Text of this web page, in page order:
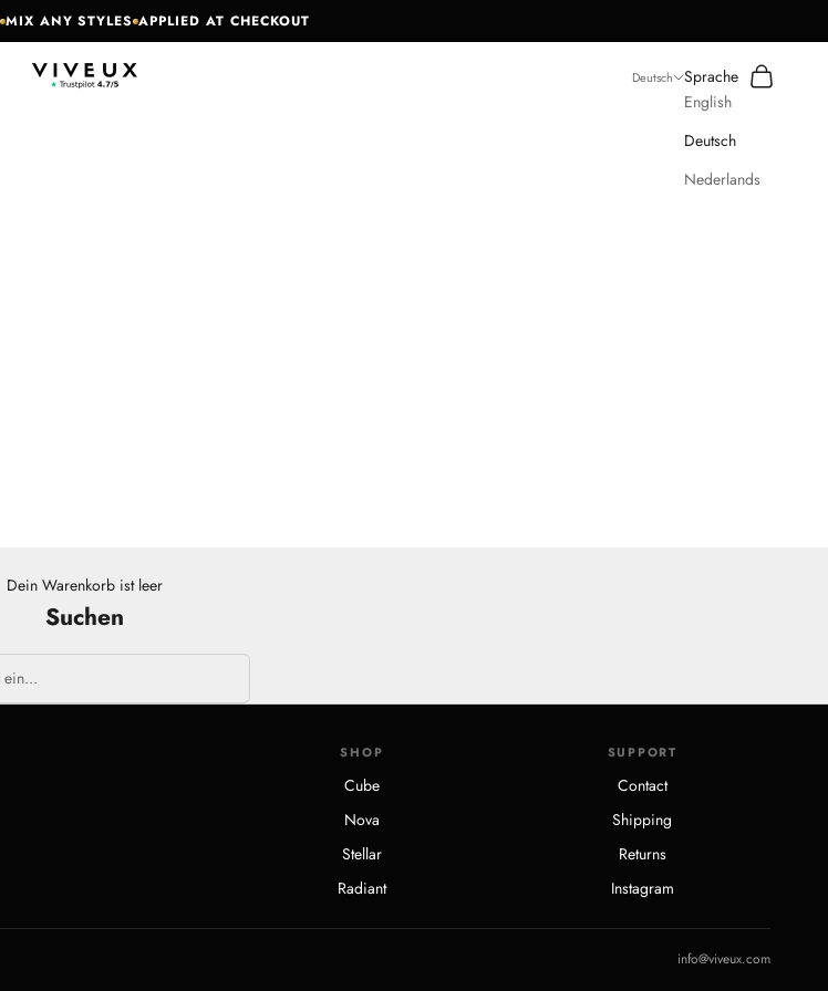
MIX ANY STYLES APPLIED AT CHECKOUT
VIVEUX Deutsch
Sprache
English
Deutsch
Nederlands
SuchenWarenkorb
Dein Warenkorb ist leer
Suchen
SHOP
Cube
Nova
Stellar
Radiant
SUPPORT
Contact
Shipping
Returns
Instagram
info@viveux.com